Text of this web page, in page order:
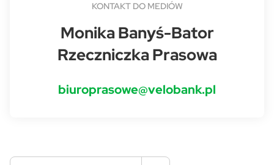
KONTAKT DO MEDIÓW
Monika Banyś-Bator
Rzeczniczka Prasowa
biuroprasowe@velobank.pl